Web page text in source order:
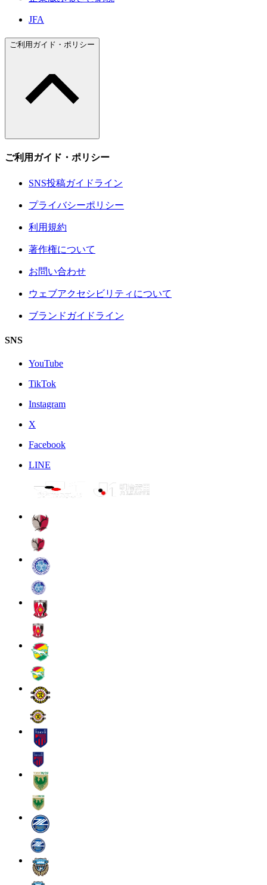
JFA
ご利用ガイド・ポリシー
ご利用ガイド・ポリシー
SNS投稿ガイドライン
プライバシーポリシー
利用規約
著作権について
お問い合わせ
ウェブアクセシビリティについて
ブランドガイドライン
SNS
YouTube
TikTok
Instagram
X
Facebook
LINE